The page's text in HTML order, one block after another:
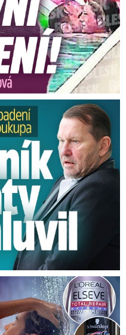
Agáty promluvil